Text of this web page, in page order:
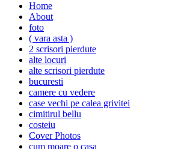
Home
About
foto
( vara asta )
2 scrisori pierdute
alte locuri
alte scrisori pierdute
bucuresti
camere cu vedere
case vechi pe calea grivitei
cimitirul bellu
costeiu
Cover Photos
cum moare o casa